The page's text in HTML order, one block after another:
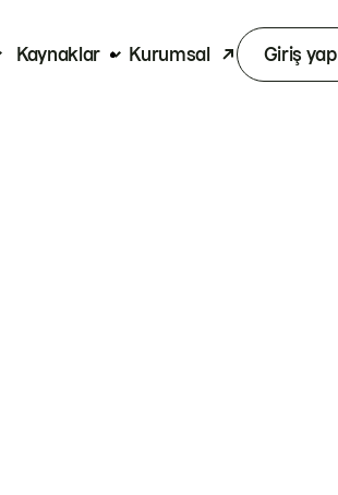
Kaynaklar Kurumsal Giriş yap